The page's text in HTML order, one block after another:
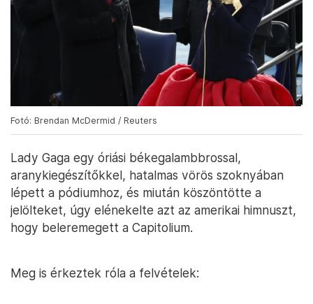
Fotó: Brendan McDermid / Reuters
Lady Gaga egy óriási békegalambbrossal,
aranykiegészítőkkel, hatalmas vörös szoknyában
lépett a pódiumhoz, és miután köszöntötte a
jelölteket, úgy elénekelte azt az amerikai himnuszt,
hogy beleremegett a Capitolium.
Meg is érkeztek róla a felvételek: